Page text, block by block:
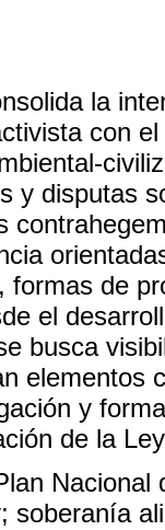
la
con
y disputas
formas de
el
busca
elementos
y
de la
Nacional
soberanía